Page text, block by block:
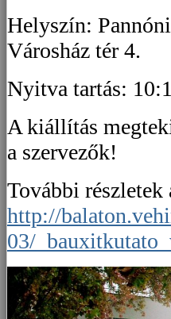
Helyszín:
Városház tér 4.
Nyitva tartás:
A kiállítás
a szervezők!
További
http://
03/